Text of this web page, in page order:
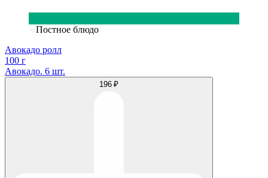
Постное блюдо
Авокадо ролл
100 г
Авокадо. 6 шт.
196 ₽